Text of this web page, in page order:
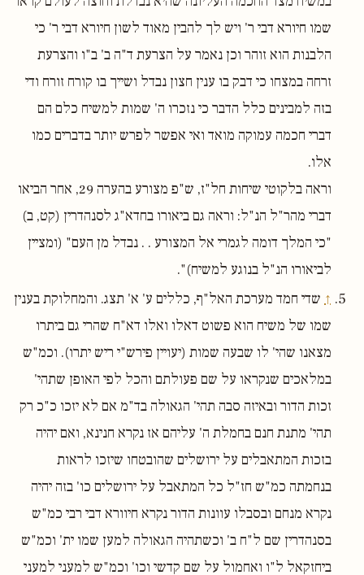
שמו חיורא דבי ר' ויש לך להבין מאוד לשון חיורא דבי ר' כי
הלבנות הוא זוהר וכן נאמר על הצרעת ד"ה ב' ב"ו והצרעת
זרחה במצחו כי דבק בו ענין חצון נבדל ושייך בו קורח זורח ודי
בזה למבינים כלל הדבר כי נזכרו ה' שמות למשיח כלם הם
דברי חכמה עמוקה מואד ואי אפשר לפרש יותר בדברים כמו
אלו.
וראה בלקוטי שיחות חל"ז, ש"פ מצורע בהערה 29, אחר הביאו
דברי מהר"ל הנ"ל: וראה גם ביאורו בחדא"ג לסנהדרין (קט, ב)
"כי המלך דומה לגמרי אל המצורע . . נבדל מן העם" (ומציין
לביאורו הנ"ל בנוגע למשיח)".
↑ שדי חמד מערכת האל"ף, כללים ע' א' תצג. והמחלוקת בענין
שמו של משיח הוא פשוט דאלו ואלו דא"ח שהרי גם ביתרו
מצאנו שהי' לו שבעה שמות (יעויין פירש"י ריש יתרו). וכמ"ש
במלאכים שנקראו על שם פעולתם והכל לפי האופן שתהי'
זכות הדור ובאיזה סבה תהי' הגאולה בד"מ אם לא יזכו כ"כ רק
תהי' מתנת חנם בחמלת ה' עליהם אז נקרא חנינא, ואם יהיה
בזכות המתאבלים על ירושלים שהובטחו שיזכו לראות
בנחמתה כמ"ש חז"ל כל המתאבל על ירושלים כו' בזה יהיה
נקרא מנחם ובסבלו עוונות הדור נקרא חיוורא דבי רבי כמ"ש
בסנהדרין שם ל"ח ב' וכשתהיה הגאולה למען שמו ית' וכמ"ש
ביחזקאל ל"ו ואחמול על שם קדשי וכו' וכמ"ש למעני למעני